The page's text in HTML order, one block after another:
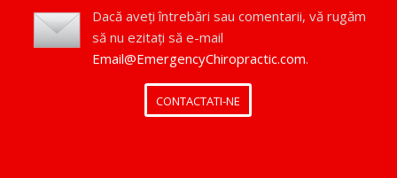
Dacă aveți întrebări sau comentarii, vă rugăm
să nu ezitați să e-mail
Email@EmergencyChiropractic.com.
CONTACTATI-NE